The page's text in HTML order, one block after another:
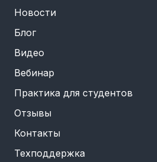
Новости
Блог
Видео
Вебинар
Практика для студентов
Отзывы
Контакты
Техподдержка